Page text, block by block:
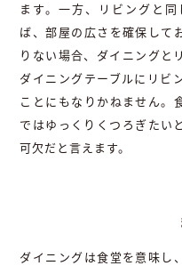
ます。一方、リビングと
ば、部屋の広さを確保して
りない場合、ダイニングと
ダイニングテーブルにリビ
ことにもなりかねません。
ではゆっくりくつろぎたい
可欠だと言えます。
ダイニングは食堂を意味し